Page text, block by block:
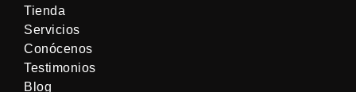
Tienda
Servicios
Conócenos
Testimonios
Blog